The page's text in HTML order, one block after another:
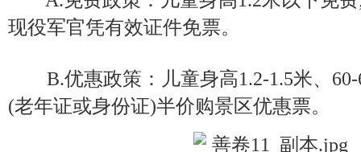
现役军官凭有效证件免票。
B.优惠政策：儿童身高1.2-1.5米、60-
(老年证或身份证)半价购景区优惠票。